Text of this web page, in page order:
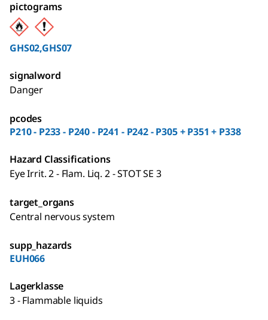
pictograms
GHS02,GHS07
signalword
Danger
pcodes
P210 - P233 - P240 - P241 - P242 - P305 + P351 + P338
Hazard Classifications
Eye Irrit. 2 - Flam. Liq. 2 - STOT SE 3
target_organs
Central nervous system
supp_hazards
EUH066
Lagerklasse
3 - Flammable liquids